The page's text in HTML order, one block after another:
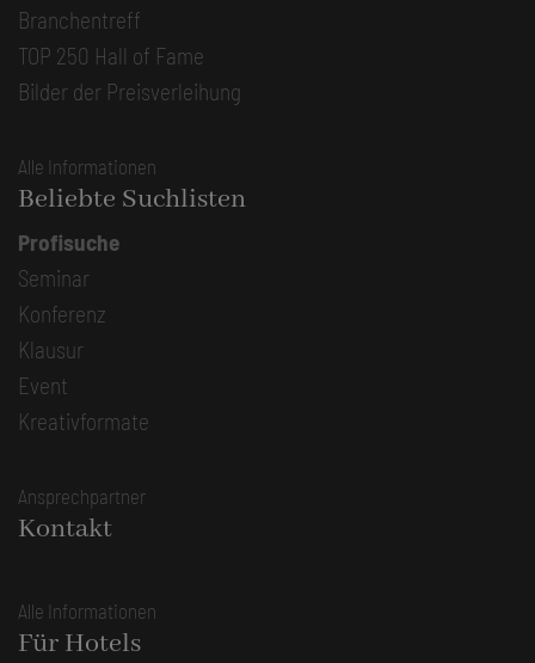
Branchentreff
TOP 250 Hall of Fame
Bilder der Preisverleihung
Alle Informationen
Beliebte Suchlisten
Profisuche
Seminar
Konferenz
Klausur
Event
Kreativformate
Ansprechpartner
Kontakt
Alle Informationen
Für Hotels